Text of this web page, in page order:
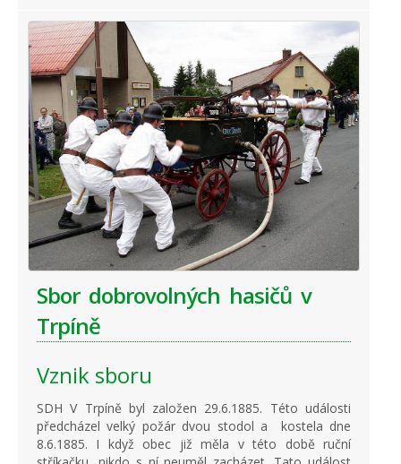
Sbor dobrovolných hasičů v
Trpíně
Vznik sboru
SDH V Trpíně byl založen 29.6.1885. Této události
předcházel velký požár dvou stodol a kostela dne
8.6.1885. I když obec již měla v této době ruční